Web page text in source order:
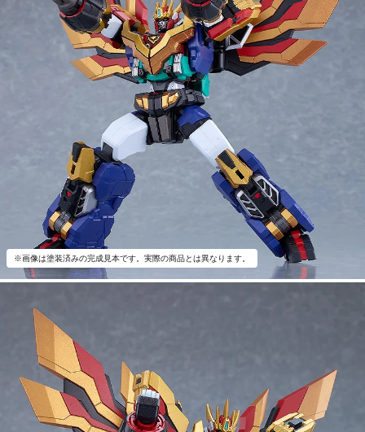
※画像は塗装済みの完成見本です。実際の商品とは異なります。